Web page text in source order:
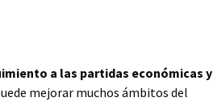
a las partidas económicas y
mejorar muchos ámbitos del